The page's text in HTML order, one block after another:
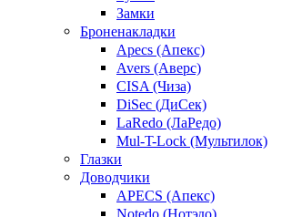
Замки
Броненакладки
Apecs (Апекс)
Avers (Аверс)
CISA (Чиза)
DiSec (ДиСек)
LaRedo (ЛаРедо)
Mul-T-Lock (Мультилок)
Глазки
Доводчики
APECS (Апекс)